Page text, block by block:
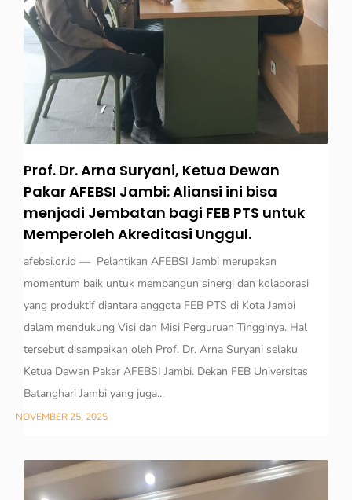
Prof. Dr. Arna Suryani, Ketua Dewan
Pakar AFEBSI Jambi: Aliansi ini bisa
menjadi Jembatan bagi FEB PTS untuk
Memperoleh Akreditasi Unggul.
afebsi.or.id — Pelantikan AFEBSI Jambi merupakan
momentum baik untuk membangun sinergi dan kolaborasi
yang produktif diantara anggota FEB PTS di Kota Jambi
dalam mendukung Visi dan Misi Perguruan Tingginya. Hal
tersebut disampaikan oleh Prof. Dr. Arna Suryani selaku
Ketua Dewan Pakar AFEBSI Jambi. Dekan FEB Universitas
Batanghari Jambi yang juga...
NOVEMBER 25, 2025